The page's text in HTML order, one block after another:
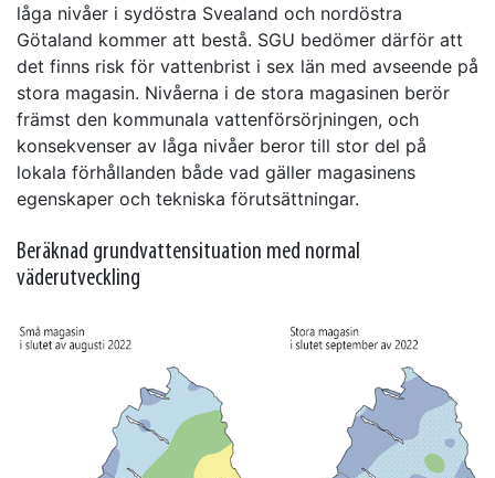
låga nivåer i sydöstra Svealand och nordöstra
Götaland kommer att bestå. SGU bedömer därför att
det finns risk för vattenbrist i sex län med avseende på
stora magasin. Nivåerna i de stora magasinen berör
främst den kommunala vattenförsörjningen, och
konsekvenser av låga nivåer beror till stor del på
lokala förhållanden både vad gäller magasinens
egenskaper och tekniska förutsättningar.
Beräknad grundvattensituation med normal
väderutveckling